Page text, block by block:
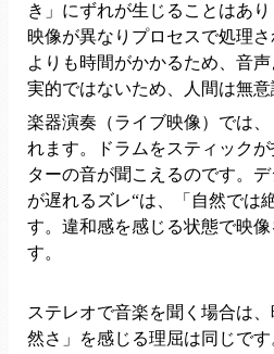
き」にずれが生じることはあ
映像が異なりプロセスで処理
よりも時間がかかるため、音
実的ではないため、人間は無
楽器演奏（ライブ映像）では
れます。ドラムをスティック
ターの音が聞こえるのです。
が遅れるズレ“は、「自然では
す。違和感を感じる状態で映
す。
ステレオで音楽を聞く場合は
然さ」を感じる理屈は同じで